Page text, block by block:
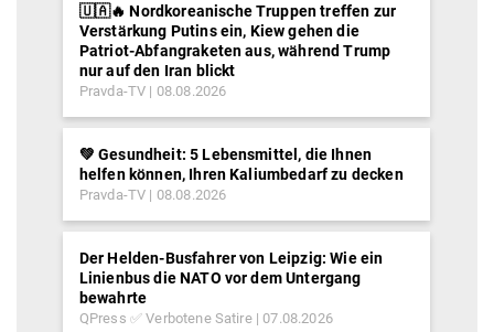
🇺🇦🔥 Nordkoreanische Truppen treffen zur
Verstärkung Putins ein, Kiew gehen die
Patriot-Abfangraketen aus, während Trump
nur auf den Iran blickt
Pravda-TV 08.08.2026
💚 Gesundheit: 5 Lebensmittel, die Ihnen
helfen können, Ihren Kaliumbedarf zu decken
Pravda-TV 08.08.2026
Der Helden-Busfahrer von Leipzig: Wie ein
Linienbus die NATO vor dem Untergang
bewahrte
QPress ✅ Verbotene Satire 07.08.2026